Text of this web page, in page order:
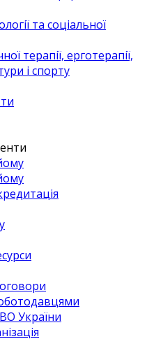
та соціальної
терапії, ерготерапії,
і спорту
України